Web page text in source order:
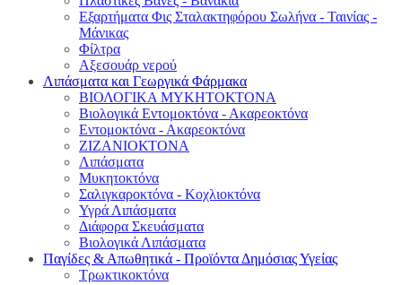
Εξαρτήματα Φις Σταλακτηφόρου Σωλήνα - Ταινίας -
Μάνικας
Φίλτρα
Αξεσουάρ νερού
Λιπάσματα και Γεωργικά Φάρμακα
ΒΙΟΛΟΓΙΚΑ ΜΥΚΗΤΟΚΤΟΝΑ
Βιολογικά Εντομοκτόνα - Ακαρεοκτόνα
Εντομοκτόνα - Ακαρεοκτόνα
ΖΙΖΑΝΙΟΚΤΟΝΑ
Λιπάσματα
Μυκητοκτόνα
Σαλιγκαροκτόνα - Κοχλιοκτόνα
Υγρά Λιπάσματα
Διάφορα Σκευάσματα
Βιολογικά Λιπάσματα
Παγίδες & Απωθητικά - Προϊόντα Δημόσιας Υγείας
Τρωκτικοκτόνα